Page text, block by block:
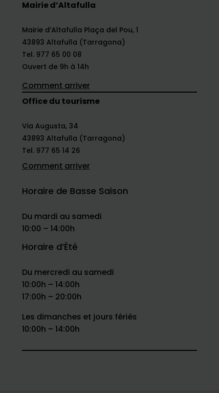
Mairie d’Altafulla
Mairie d’Altafulla Plaça del Pou, 1
43893 Altafulla (Tarragona)
Tel. 977 65 00 08
Ouvert de 9h à 14h
Comment arriver
Office du tourisme
Via Augusta, 34
43893 Altafulla (Tarragona)
Tel. 977 65 14 26
Comment arriver
Horaire de Basse Saison
Du mardi au samedi
10:00 – 14:00h
Horaire d’Été
Du mercredi au samedi
10:00h – 14:00h
17:00h – 20:00h
Les dimanches et jours fériés
10:00h – 14:00h